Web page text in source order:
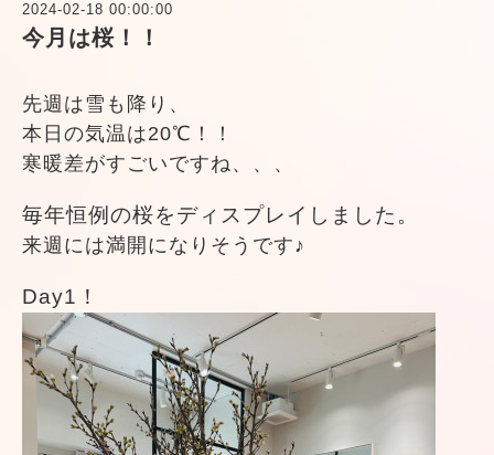
2024-02-18 00:00:00
今月は桜！！
先週は雪も降り、
本日の気温は20℃！！
寒暖差がすごいですね、、、
毎年恒例の桜をディスプレイしました。
来週には満開になりそうです♪
Day1！